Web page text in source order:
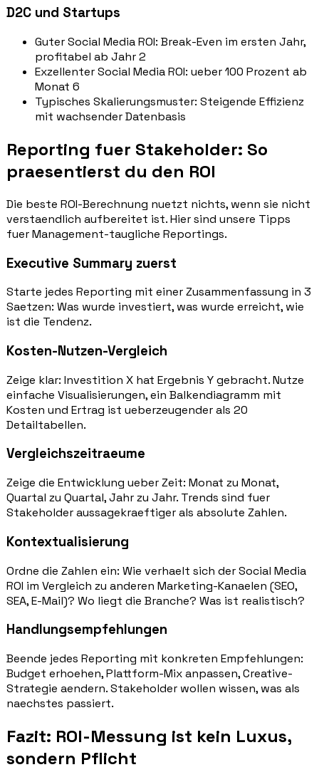
D2C und Startups
Guter Social Media ROI: Break-Even im ersten Jahr,
profitabel ab Jahr 2
Exzellenter Social Media ROI: ueber 100 Prozent ab
Monat 6
Typisches Skalierungsmuster: Steigende Effizienz
mit wachsender Datenbasis
Reporting fuer Stakeholder: So
praesentierst du den ROI
Die beste ROI-Berechnung nuetzt nichts, wenn sie nicht
verstaendlich aufbereitet ist. Hier sind unsere Tipps
fuer Management-taugliche Reportings.
Executive Summary zuerst
Starte jedes Reporting mit einer Zusammenfassung in 3
Saetzen: Was wurde investiert, was wurde erreicht, wie
ist die Tendenz.
Kosten-Nutzen-Vergleich
Zeige klar: Investition X hat Ergebnis Y gebracht. Nutze
einfache Visualisierungen, ein Balkendiagramm mit
Kosten und Ertrag ist ueberzeugender als 20
Detailtabellen.
Vergleichszeitraeume
Zeige die Entwicklung ueber Zeit: Monat zu Monat,
Quartal zu Quartal, Jahr zu Jahr. Trends sind fuer
Stakeholder aussagekraeftiger als absolute Zahlen.
Kontextualisierung
Ordne die Zahlen ein: Wie verhaelt sich der Social Media
ROI im Vergleich zu anderen Marketing-Kanaelen (SEO,
SEA, E-Mail)? Wo liegt die Branche? Was ist realistisch?
Handlungsempfehlungen
Beende jedes Reporting mit konkreten Empfehlungen:
Budget erhoehen, Plattform-Mix anpassen, Creative-
Strategie aendern. Stakeholder wollen wissen, was als
naechstes passiert.
Fazit: ROI-Messung ist kein Luxus,
sondern Pflicht